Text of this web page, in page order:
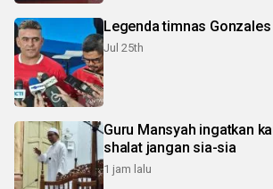
Legenda timnas
Jul 25th
Guru Mansyah ingatkan
shalat jangan sia-sia
1 jam lalu